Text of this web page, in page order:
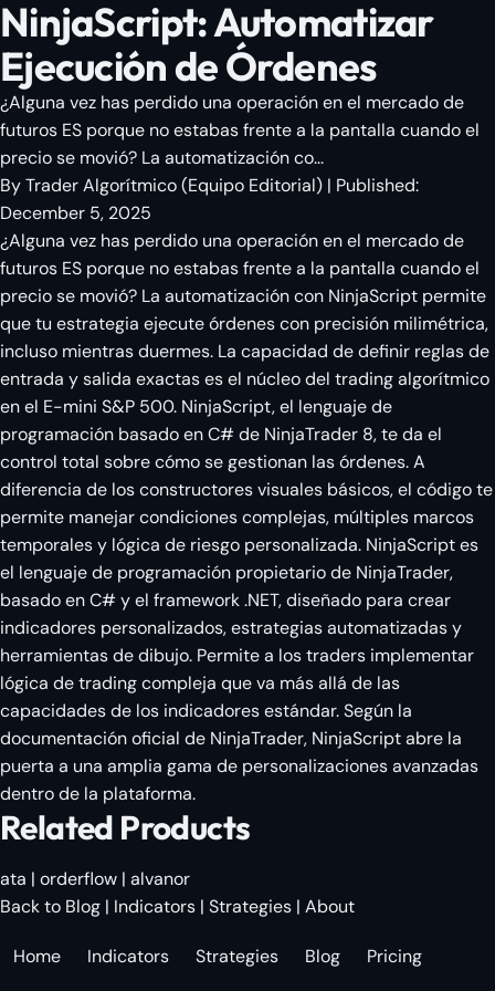
NinjaScript: Automatizar
Ejecución de Órdenes
¿Alguna vez has perdido una operación en el mercado de
futuros ES porque no estabas frente a la pantalla cuando el
precio se movió? La automatización co...
ByTrader Algorítmico(Equipo Editorial) | Published:
December 5, 2025
¿Alguna vez has perdido una operación en el mercado de
futuros ES porque no estabas frente a la pantalla cuando el
precio se movió? La automatización con NinjaScript permite
que tu estrategia ejecute órdenes con precisión milimétrica,
incluso mientras duermes. La capacidad de definir reglas de
entrada y salida exactas es el núcleo del trading algorítmico
en el E-mini S&P 500. NinjaScript, el lenguaje de
programación basado en C# de NinjaTrader 8, te da el
control total sobre cómo se gestionan las órdenes. A
diferencia de los constructores visuales básicos, el código te
permite manejar condiciones complejas, múltiples marcos
temporales y lógica de riesgo personalizada. NinjaScript es
el lenguaje de programación propietario de NinjaTrader,
basado en C# y el framework .NET, diseñado para crear
indicadores personalizados, estrategias automatizadas y
herramientas de dibujo. Permite a los traders implementar
lógica de trading compleja que va más allá de las
capacidades de los indicadores estándar. Según la
documentación oficial de NinjaTrader, NinjaScript abre la
puerta a una amplia gama de personalizaciones avanzadas
dentro de la plataforma.
Related Products
ata | orderflow | alvanor
Back to Blog | Indicators | Strategies | About
Home Indicators Strategies Blog Pricing